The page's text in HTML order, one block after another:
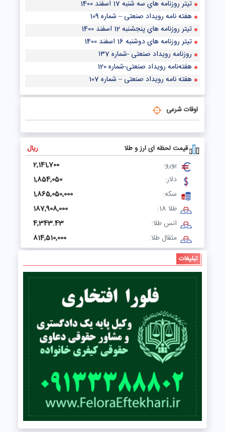
تيتر روزنامه هاي سه شنبه 17 اسفند 1400
هفته نامه رویداد صنعتی – شماره 109
تيتر روزنامه هاي پنجشنبه 12 اسفند 1400
تيتر روزنامه هاي دوشنبه 16 اسفند 1400
روزنامه رویداد صنعتی -شماره ۱۳7
هفته‌نامه رویداد صنعتی-شماره 120
هفته نامه رویداد صنعتی – شماره 107
اوقات شرعی
قیمت لحظه ای ارز و طلا ریال
یورو:
2,141,700
دلار:
1,854,050
سکه:
1,865,050,000
طلا 18:
187,908,000
انس طلا:
4,343.43
مثقال طلا:
814,510,000
تبلیغات